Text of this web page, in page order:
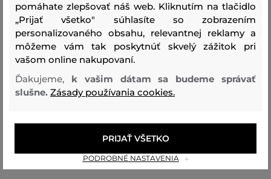
ZĽAVA -50 %
49 ,40 €
Dostupné veľkosti:
pomáhate zlepšovať náš web. Kliknutím na tlačidlo
„Prijať všetko" súhlasíte so zobrazením
personalizovaného obsahu, relevantnej reklamy a
môžeme vám tak poskytnúť skvelý zážitok pri
vašom online nakupovaní.
Ďakujeme, k vašim dátam sa budeme správať
slušne. Zásady používania cookies.
PODROBNÉ NASTAVENIA
PRIJAŤ VŠETKO